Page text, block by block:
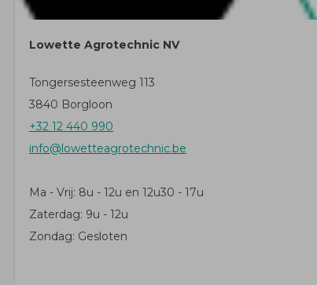
Lowette Agrotechnic NV
Tongersesteenweg 113
3840 Borgloon
+32 12 440 990
info@lowetteagrotechnic.be
Ma - Vrij: 8u - 12u en 12u30 - 17u
Zaterdag: 9u - 12u
Zondag: Gesloten